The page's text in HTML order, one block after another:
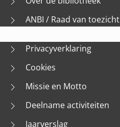
ANBI / Raad van toezicht
Privacyverklaring
Cookies
Missie en Motto
Deelname activiteiten
Jaarverslag